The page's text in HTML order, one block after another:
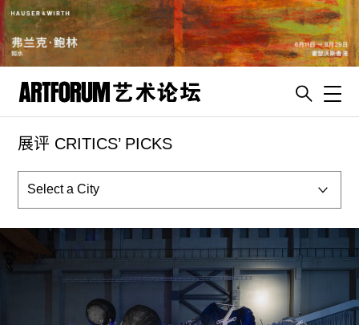
artguide
新闻
杂志
专栏
展评 CRITICS’ PICKS